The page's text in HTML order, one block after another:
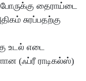
தைராய்டை
சுரப்பதற்கு
உடல் எடை
(ஃப்ரீ ராடிகல்ஸ்)